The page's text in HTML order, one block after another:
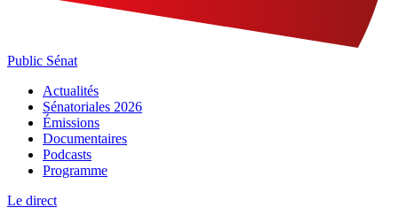
Public Sénat
Actualités
Sénatoriales 2026
Émissions
Documentaires
Podcasts
Programme
Le direct